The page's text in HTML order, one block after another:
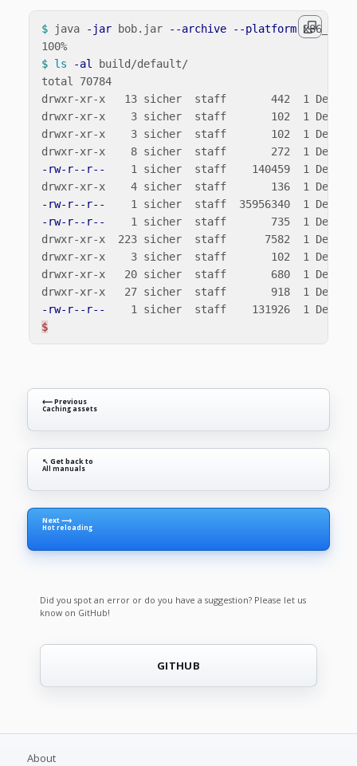
$ java -jar bob.jar --archive --platform x86_64-
$ ls -al
build/default/
total 70784
drwxr-xr-x   13 sicher  staff       442  1 Dec
drwxr-xr-x    3 sicher  staff       102  1 Dec
drwxr-xr-x    3 sicher  staff       102  1 Dec
-rw-r--r--
1 sicher  staff    140459  1 Dec
-rw-r--r--
-rw-r--r--
1 sicher  staff       735  1 Dec
drwxr-xr-x  223 sicher  staff      7582  1 Dec
drwxr-xr-x    3 sicher  staff       102  1 Dec
drwxr-xr-x   20 sicher  staff       680  1 Dec
-rw-r--r--
$
⟵ Previous
Caching assets
↖ Get back to
All manuals
Next ⟶
Hot reloading
Did you spot an error or do you have a suggestion? Please let us
know on GitHub!
GITHUB
About